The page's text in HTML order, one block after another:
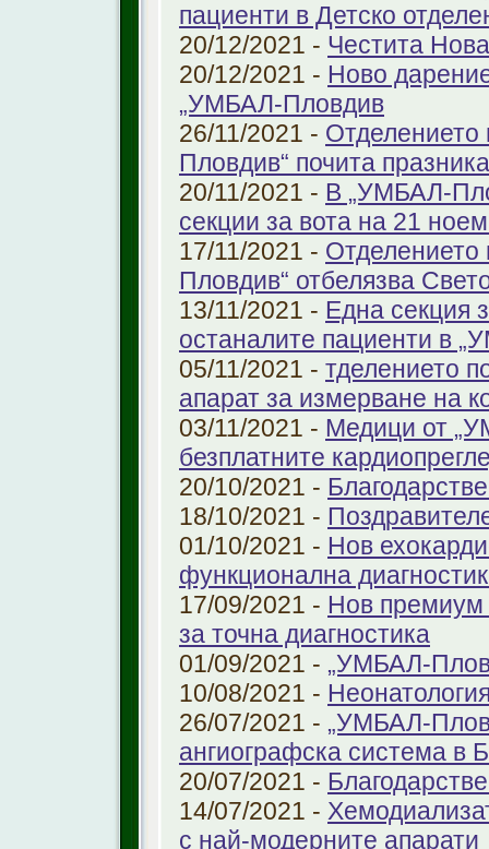
пациенти в Детско
20/12/2021 - Честита
20/12/2021 - Ново
„УМБАЛ-Пловдив
26/11/2021 -
Пловдив“ почита
20/11/2021 - В „УМБАЛ-
секции за вота на 21
17/11/2021 -
Пловдив“ отбелязва
13/11/2021 - Една секция
останалите пациенти в
05/11/2021 - тделението
апарат за измерване на
03/11/2021 - Медици от
безплатните
20/10/2021 -
18/10/2021 -
01/10/2021 - Нов
функционална
17/09/2021 - Нов премиум
за точна диагностика
01/09/2021 - „УМБАЛ-
10/08/2021 -
26/07/2021 - „УМБАЛ-
ангиографска система в
20/07/2021 -
14/07/2021 -
с най-модерните апарати